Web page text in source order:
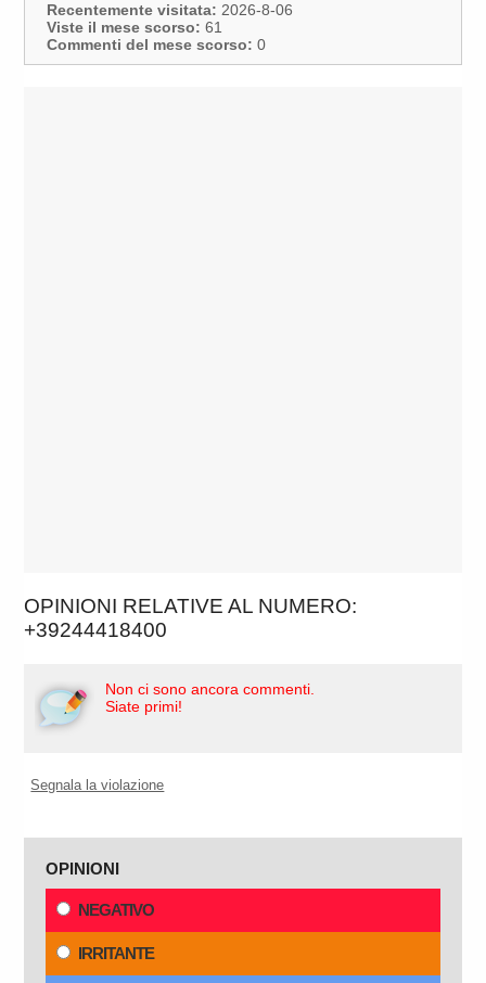
Recentemente visitata: 2026-8-06
Viste il mese scorso: 61
Commenti del mese scorso: 0
OPINIONI RELATIVE AL NUMERO:
+39244418400
Non ci sono ancora commenti.
Siate primi!
Segnala la violazione
OPINIONI
NEGATIVO
IRRITANTE